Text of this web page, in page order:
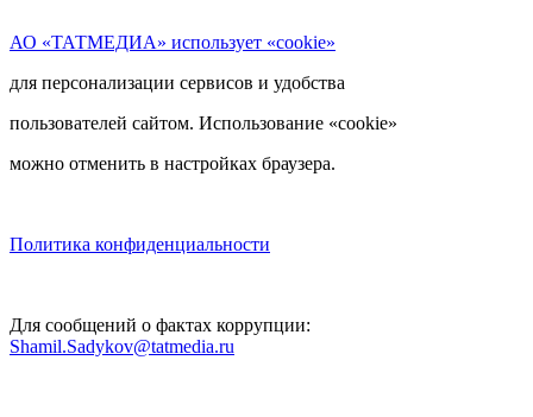
АО «ТАТМЕДИА» использует «cookie»
для персонализации сервисов и удобства
пользователей сайтом. Использование «cookie»
можно отменить в настройках браузера.
Политика конфиденциальности
Для сообщений о фактах коррупции:
Shamil.Sadykov@tatmedia.ru